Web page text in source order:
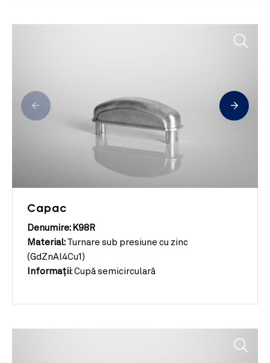
Capac
Denumire: K98R
Material: Turnare sub presiune cu zinc
(GdZnAl4Cu1)
Informații: Cupă semicirculară